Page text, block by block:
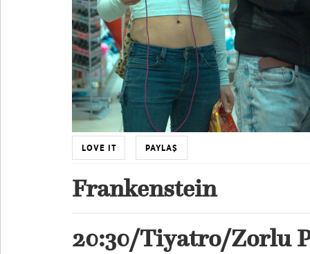
LOVE IT PAYLAŞ
Frankenstein
20:30/Tiyatro/Zorlu